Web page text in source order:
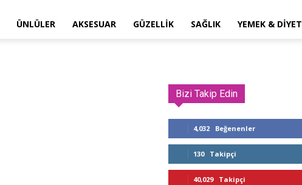
ÜNLÜLER AKSESUAR GÜZELLIK SAĞLIK YEMEK & DIYET
Bizi Takip Edin
4,032 Beğenenler
130 Takipçi
40,029 Takipçi